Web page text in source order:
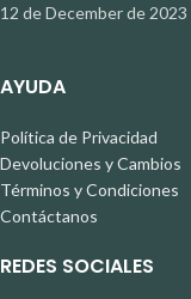
12 de December de 2023
AYUDA
Política de Privacidad
Devoluciones y Cambios
Términos y Condiciones
Contáctanos
REDES SOCIALES